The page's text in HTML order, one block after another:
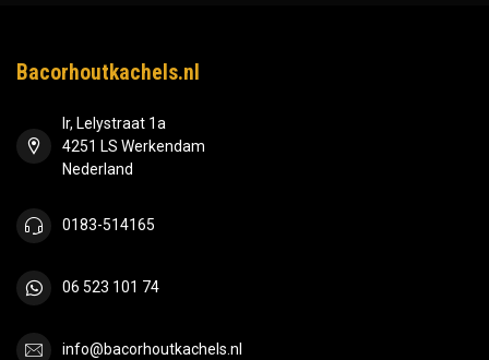
Bacorhoutkachels.nl
Ir, Lelystraat 1a
4251 LS Werkendam
Nederland
0183-514165
06 523 101 74
info@bacorhoutkachels.nl